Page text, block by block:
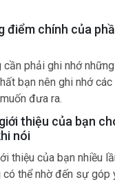
điểm chính của
cần phải ghi nhớ
bạn nên ghi nhớ
đưa ra.
thiệu của bạn
nói
thiệu của bạn nhiều
có thể nhờ đến sự góp